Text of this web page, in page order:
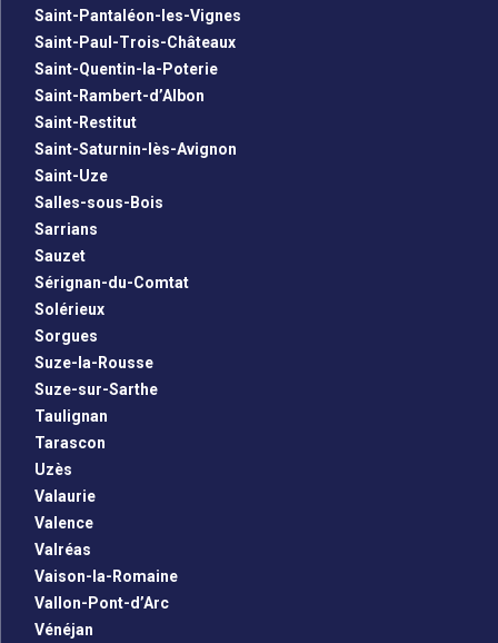
Saint-Pantaléon-les-Vignes
Saint-Paul-Trois-Châteaux
Saint-Quentin-la-Poterie
Saint-Rambert-d’Albon
Saint-Restitut
Saint-Saturnin-lès-Avignon
Saint-Uze
Salles-sous-Bois
Sarrians
Sauzet
Sérignan-du-Comtat
Solérieux
Sorgues
Suze-la-Rousse
Suze-sur-Sarthe
Taulignan
Tarascon
Uzès
Valaurie
Valence
Valréas
Vaison-la-Romaine
Vallon-Pont-d’Arc
Vénéjan